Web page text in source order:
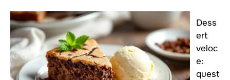
Dess
ert
veloc
e:
quest